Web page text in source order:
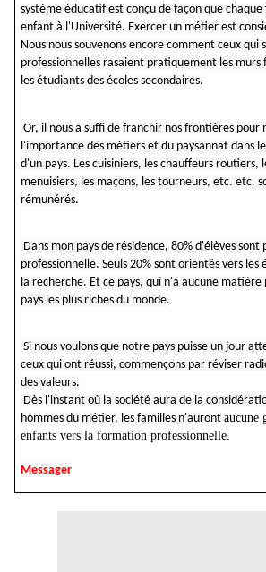
système éducatif est conçu de façon que
enfant à l'Université. Exercer un métier est
Nous nous souvenons encore comment ceux qui
professionnelles rasaient pratiquement les murs
les étudiants des écoles secondaires.
Or, il nous a suffi de franchir nos frontières pour
l'importance des métiers et du paysannat dans
d'un pays. Lescuisiniers, les chauffeurs routiers,
menuisiers, les maçons, les tourneurs, etc. etc.
rémunérés.
Dans mon pays de résidence, 80% d'élèves
professionnelle. Seuls 20% sont orientés vers les
la recherche. Etce pays, qui n'a aucune matière
pays les plus riches du monde.
Si nous voulons que notre pays puisse un jour
ceux qui ont réussi, commençons par réviser
des valeurs.
Dès l'instant où la société aura de la
hommes du métier, les familles n'auront aucune
enfants vers la formation professionnelle.
Messager